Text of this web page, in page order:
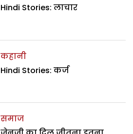
Hindi Stories: लाचार
कहानी
Hindi Stories: कर्ज
समाज